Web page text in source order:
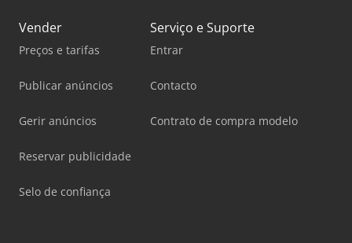
Vender
Preços e tarifas
Publicar anúncios
Gerir anúncios
Reservar publicidade
Selo de confiança
Serviço e Suporte
Entrar
Contacto
Contrato de compra modelo